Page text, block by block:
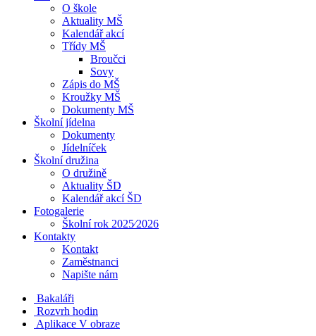
O škole
Aktuality MŠ
Kalendář akcí
Třídy MŠ
Broučci
Sovy
Zápis do MŠ
Kroužky MŠ
Dokumenty MŠ
Školní jídelna
Dokumenty
Jídelníček
Školní družina
O družině
Aktuality ŠD
Kalendář akcí ŠD
Fotogalerie
Školní rok 2025⁄2026
Kontakty
Kontakt
Zaměstnanci
Napište nám
Bakaláři
Rozvrh hodin
Aplikace V obraze